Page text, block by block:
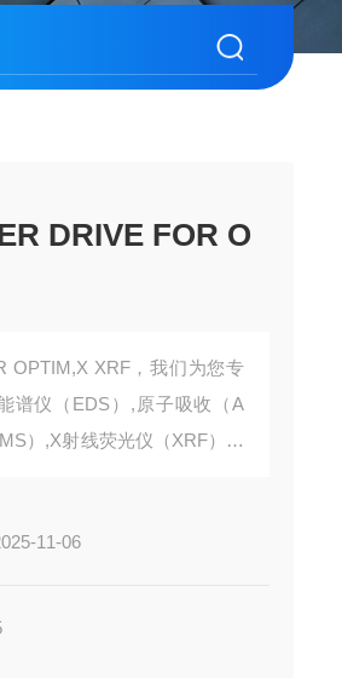
DRIVE FOR O
OPTIM,X XRF，我们为您专
谱仪（EDS）,原子吸收（A
）,X射线荧光仪（XRF），
11-06